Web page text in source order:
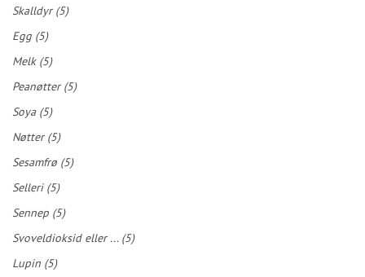
Skalldyr (5)
Egg (5)
Melk (5)
Peanøtter (5)
Soya (5)
Nøtter (5)
Sesamfrø (5)
Selleri (5)
Sennep (5)
Svoveldioksid eller ... (5)
Lupin (5)